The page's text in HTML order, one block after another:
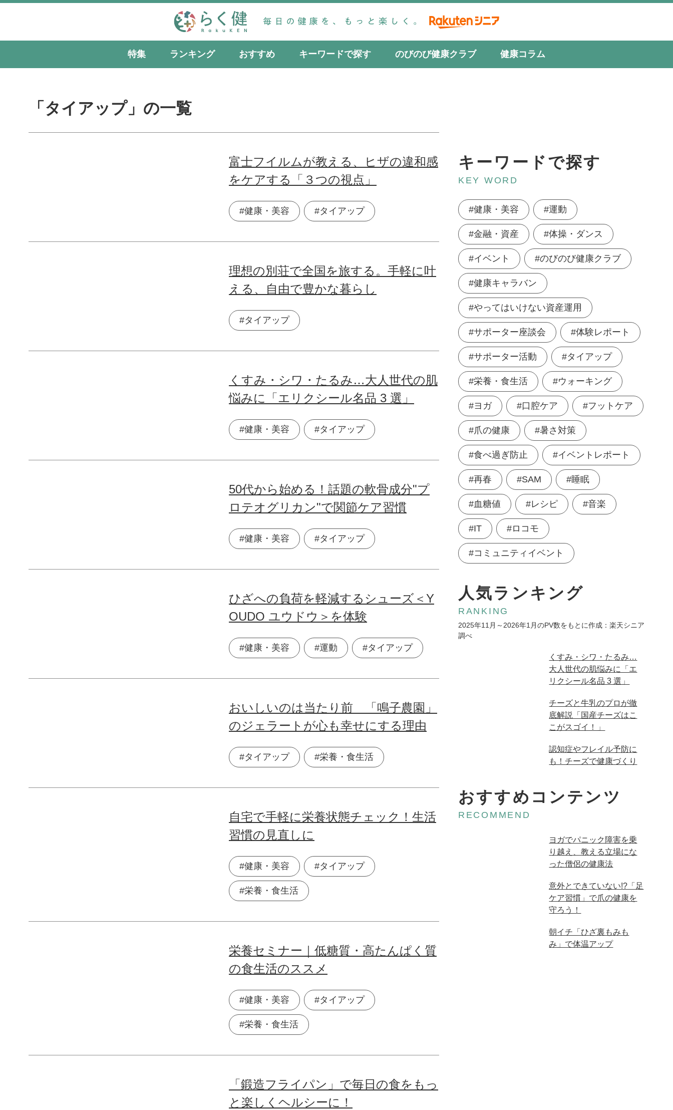
特集 ランキング おすすめ キーワードで探す のびのび健康クラブ 健康コラム
「タイアップ」の一覧
富士フイルムが教える、ヒザの違和感
をケアする「３つの視点」
#健康・美容 #タイアップ
理想の別荘で全国を旅する。手軽に叶
える、自由で豊かな暮らし
#タイアップ
くすみ・シワ・たるみ…大人世代の肌
悩みに「エリクシール名品 3 選」
#健康・美容 #タイアップ
50代から始める！話題の軟骨成分"プ
ロテオグリカン"で関節ケア習慣
#健康・美容 #タイアップ
ひざへの負荷を軽減するシューズ＜Y
OUDO ユウドウ＞を体験
#健康・美容 #運動 #タイアップ
おいしいのは当たり前 「鳴子農園」
のジェラートが心も幸せにする理由
#タイアップ #栄養・食生活
自宅で手軽に栄養状態チェック！生活
習慣の見直しに
#健康・美容 #タイアップ
#栄養・食生活
栄養セミナー｜低糖質・高たんぱく質
の食生活のススメ
#健康・美容 #タイアップ
#栄養・食生活
「鍛造フライパン」で毎日の食をもっ
と楽しくヘルシーに！
キーワードで探す
KEY WORD
#健康・美容 #運動
#金融・資産 #体操・ダンス
#イベント #のびのび健康クラブ
#健康キャラバン
#やってはいけない資産運用
#サポーター座談会 #体験レポート
#サポーター活動 #タイアップ
#栄養・食生活 #ウォーキング
#ヨガ #口腔ケア #フットケア
#爪の健康 #暑さ対策
#食べ過ぎ防止 #イベントレポート
#再春 #SAM #睡眠
#血糖値 #レシピ #音楽
#IT #ロコモ
#コミュニティイベント
人気ランキング
RANKING
2025年11月～2026年1月のPV数をもとに作成：楽天シニア
調べ
くすみ・シワ・たるみ…
大人世代の肌悩みに「エ
リクシール名品 3 選」
チーズと牛乳のプロが徹
底解説「国産チーズはこ
こがスゴイ！」
認知症やフレイル予防に
も！チーズで健康づくり
おすすめコンテンツ
RECOMMEND
ヨガでパニック障害を乗
り越え、教える立場にな
った僧侶の健康法
意外とできていない!?「足
ケア習慣」で爪の健康を
守ろう！
朝イチ「ひざ裏もみも
み」で体温アップ